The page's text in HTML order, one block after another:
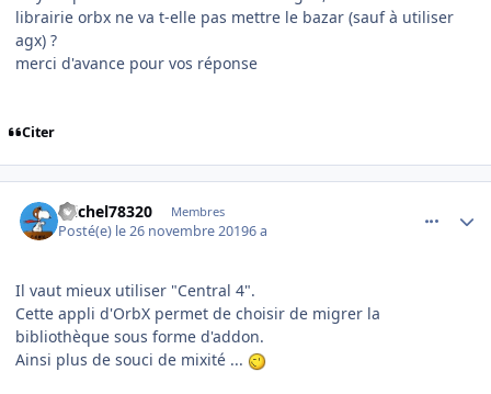
librairie orbx ne va t-elle pas mettre le bazar (sauf à utiliser
agx) ?
merci d'avance pour vos réponse
Citer
michel78320 Membres
Posté(e) le 26 novembre 20196 a
Il vaut mieux utiliser "Central 4".
Cette appli d'OrbX permet de choisir de migrer la
bibliothèque sous forme d'addon.
Ainsi plus de souci de mixité ...